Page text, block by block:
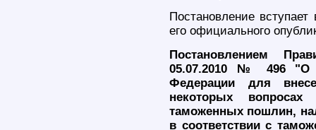
Постановление
его официального
Постановлением
05.07.2010 № 496 "О
Федерации для
некоторых вопросах
таможенных пошлин,
в соответствии с